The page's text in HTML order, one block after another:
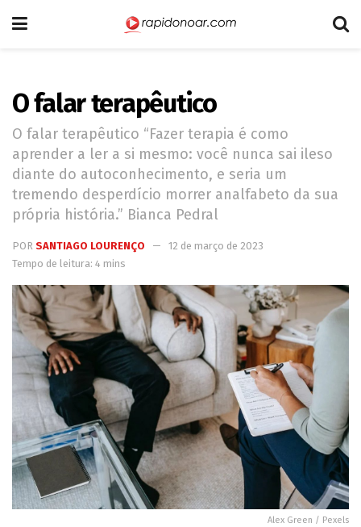
O falar terapêutico
O falar terapêutico “Fazer terapia é como
aprender a ler a si mesmo: você nunca sai ileso
diante do autoconhecimento, e seria um
tremendo desperdício morrer analfabeto da sua
própria história.” Bianca Pedral
POR SANTIAGO LOURENÇO
12 de março de 2023
Tempo de leitura: 4 mins
Alex Green / Pexels